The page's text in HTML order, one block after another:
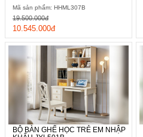
Mã sản phẩm: HHML307B
10.545.000đ
19.500.000đ
BỘ BÀN GHẾ HỌC TRẺ EM NHẬP